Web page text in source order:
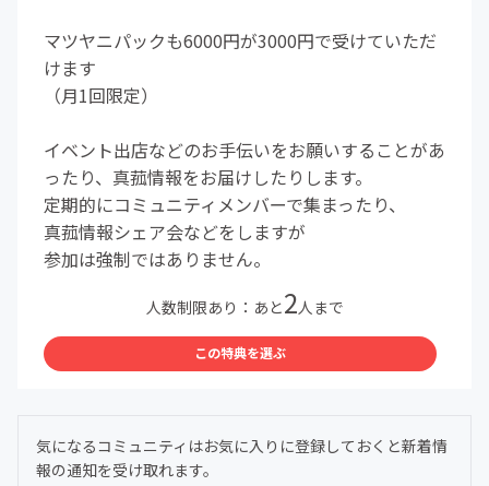
マツヤニパックも6000円が3000円で受けていただ
けます
（月1回限定）
イベント出店などのお手伝いをお願いすることがあ
ったり、真菰情報をお届けしたりします。
定期的にコミュニティメンバーで集まったり、
真菰情報シェア会などをしますが
参加は強制ではありません。
人数制限あり：あと2人まで
この特典を選ぶ
気になるコミュニティはお気に入りに登録しておくと新着情
報の通知を受け取れます。